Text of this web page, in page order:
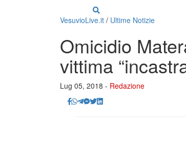
VesuvioLive.it / Ultime Notizie
Omicidio
vittima
Lug 05, 2018 - Redazione